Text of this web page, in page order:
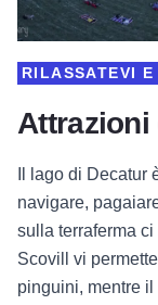
Attrazioni
RILASSATEVI
Il lago di Decatur
navigare,
sulla terraferma
Scovill vi
pinguini, mentre